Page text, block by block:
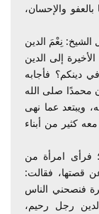
والإحسان،
الشيخ: نِعْمَ الدين
إلى الدين
دينكم؟ فأجابه
محمدًا صلى الله
ويبتعد عما نهى
كثير من أبناء
فرأى امرأة من
قصتها، فقالت:
فنصحني الناس
رجل رحيم،